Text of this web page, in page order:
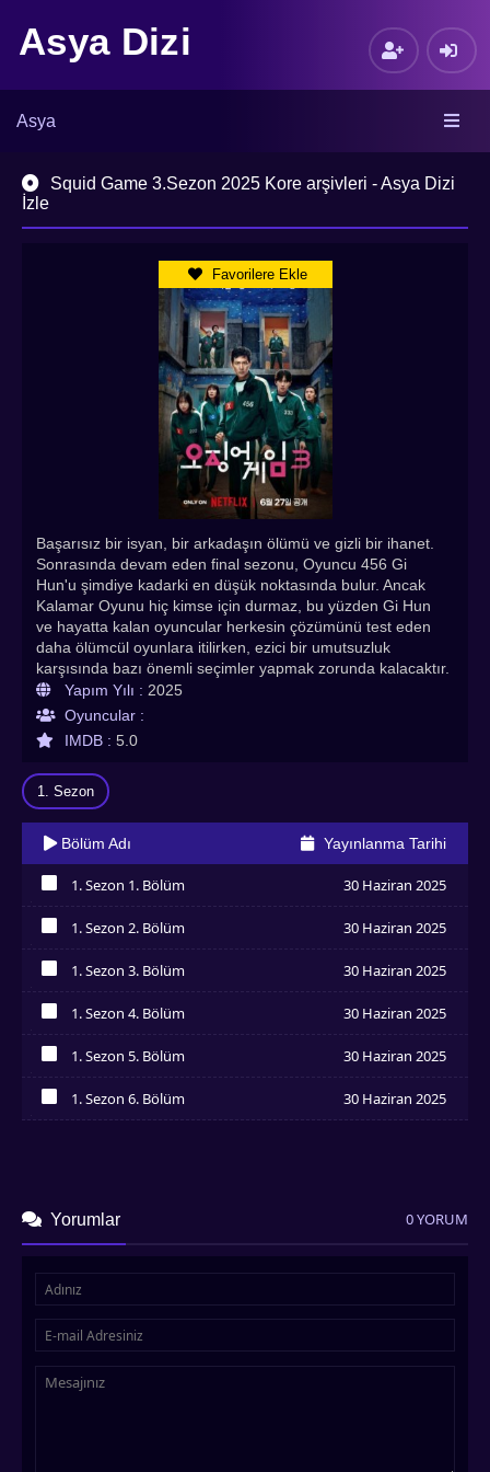
Asya Dizi
Asya
Squid Game 3.Sezon 2025 Kore arşivleri - Asya Dizi
İzle
Favorilere Ekle
Başarısız bir isyan, bir arkadaşın ölümü ve gizli bir ihanet.
Sonrasında devam eden final sezonu, Oyuncu 456 Gi
Hun'u şimdiye kadarki en düşük noktasında bulur. Ancak
Kalamar Oyunu hiç kimse için durmaz, bu yüzden Gi Hun
ve hayatta kalan oyuncular herkesin çözümünü test eden
daha ölümcül oyunlara itilirken, ezici bir umutsuzluk
karşısında bazı önemli seçimler yapmak zorunda kalacaktır.
Her turda, seçimleri giderek daha ciddi sonuçlara yol açar.
Bu arada, In Ho gizemli VIP'leri karşılamak için Frontman
rolünü üstlenir ve kardeşi Jun Ho, aralarında bir hain
olduğunu bilmeden, ulaşılması zor adayı aramaya devam
eder. Gi Hun doğru kararları verecek mi, yoksa Frontman
sonunda onun ruhunu kıracak mı?
Yapım Yılı : 2025
Oyuncular :
IMDB : 5.0
1. Sezon
Bölüm Adı Yayınlanma Tarihi
1. Sezon 1. Bölüm 30 Haziran 2025
1. Sezon 2. Bölüm 30 Haziran 2025
1. Sezon 3. Bölüm 30 Haziran 2025
1. Sezon 4. Bölüm 30 Haziran 2025
1. Sezon 5. Bölüm 30 Haziran 2025
İzledim
1. Sezon 6. Bölüm 30 Haziran 2025
Yorumlar 0 YORUM